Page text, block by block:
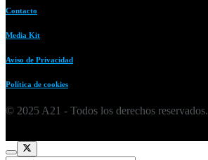
Contacto
Media Kit
Aviso de Privacidad
Política de cookies
© 2025 A21 - Todos los derechos reservados.